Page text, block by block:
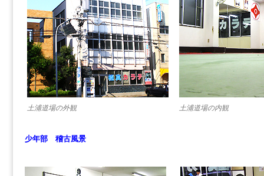
土浦道場の外観 土浦道場の内観
少年部 稽古風景